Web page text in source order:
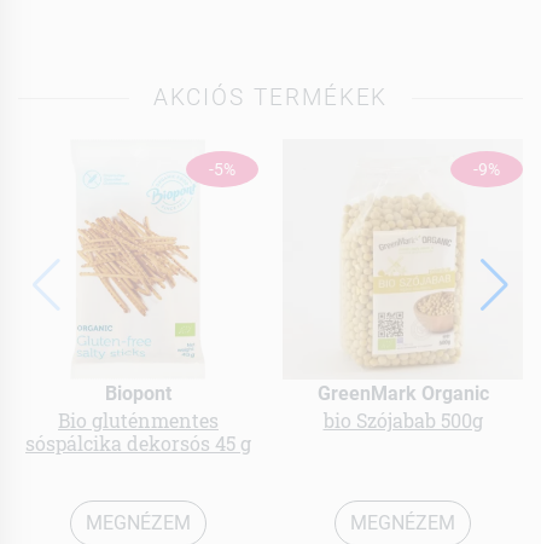
AKCIÓS TERMÉKEK
-5%
Biopont
Bio gluténmentes
sóspálcika dekorsós 45 g
MEGNÉZEM
-9%
GreenMark Organic
bio Szójabab 500g
MEGNÉZEM